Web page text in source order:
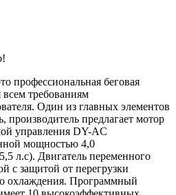
профессиональная беговая
требованиям
Один из главных элементов
производитель предлагает мотор
управления DY-AC
мощностью 4,0
л.с). Двигатель переменного
с защитой от перегрузки
охлаждения. Программный